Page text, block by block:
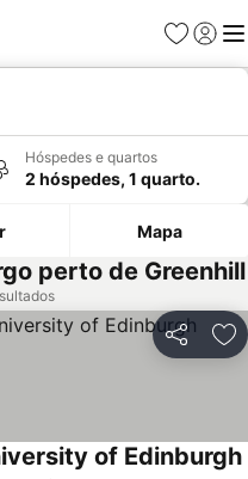
Favoritos
Iniciar
Hóspedes e quartos
2 hóspedes, 1 quarto.
Mapa
perto de Greenhill
Partilhar
of Edinburgh